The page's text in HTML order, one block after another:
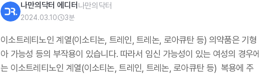
나만의닥터 에디터 나만의닥터
2024.03.10 3분
이소트레티노인 계열(이소티논, 트레인, 트레논, 로아큐탄 등) 의약품은 기형
아 가능성 등의 부작용이 있습니다. 따라서 임신 가능성이 있는 여성의 경우에
는 이소트레티노인 계열(이소티논, 트레인, 트레논, 로아큐탄 등) 복용에 주